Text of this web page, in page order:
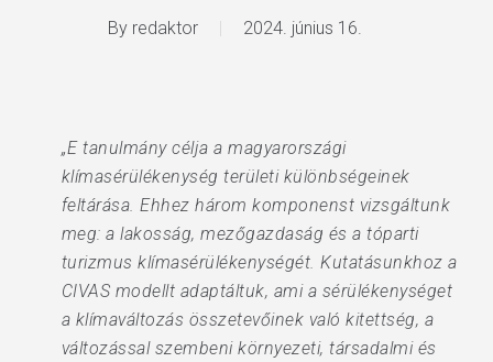
By redaktor 2024. június 16.
„E tanulmány célja a magyarországi
klímasérülékenység területi különbségeinek
feltárása. Ehhez három komponenst vizsgáltunk
meg: a lakosság, mezőgazdaság és a tóparti
turizmus klímasérülékenységét. Kutatásunkhoz a
CIVAS modellt adaptáltuk, ami a sérülékenységet
a klímaváltozás összetevőinek való kitettség, a
változással szembeni környezeti, társadalmi és